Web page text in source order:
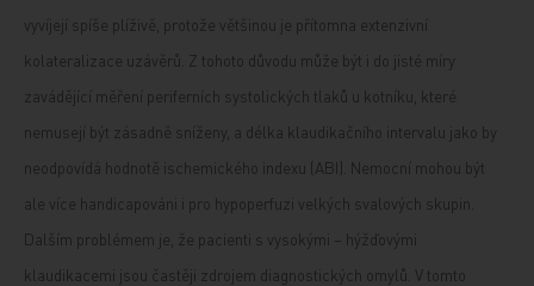
vyvíjejí spíše plíživě, protože většinou je přítomna extenzivní
kolateralizace uzávěrů. Z tohoto důvodu může být i do jisté míry
zavádějící měření periferních systolických tlaků u kotníku, které
nemusejí být zásadně sníženy, a délka klaudikačního intervalu jako by
neodpovídá hodnotě ischemického indexu (ABI). Nemocní mohou být
ale více handicapováni i pro hypoperfuzi velkých svalových skupin.
Dalším problémem je, že pacienti s vysokými – hýžďovými
klaudikacemi jsou častěji zdrojem diagnostických omylů. V tomto